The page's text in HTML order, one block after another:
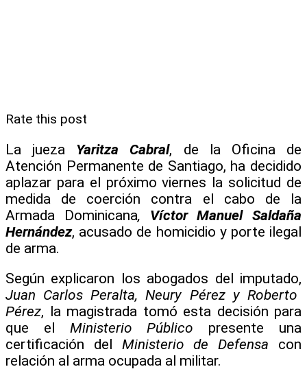
Rate this post
La jueza Yaritza Cabral, de la Oficina de
Atención Permanente de Santiago, ha decidido
aplazar para el próximo viernes la solicitud de
medida de coerción contra el cabo de la
Armada Dominicana, Víctor Manuel Saldaña
Hernández, acusado de homicidio y porte ilegal
de arma.
Según explicaron los abogados del imputado,
Juan Carlos Peralta, Neury Pérez y Roberto
Pérez, la magistrada tomó esta decisión para
que el
Ministerio Público presente una
certificación del Ministerio de Defensa con
relación al arma ocupada al militar.